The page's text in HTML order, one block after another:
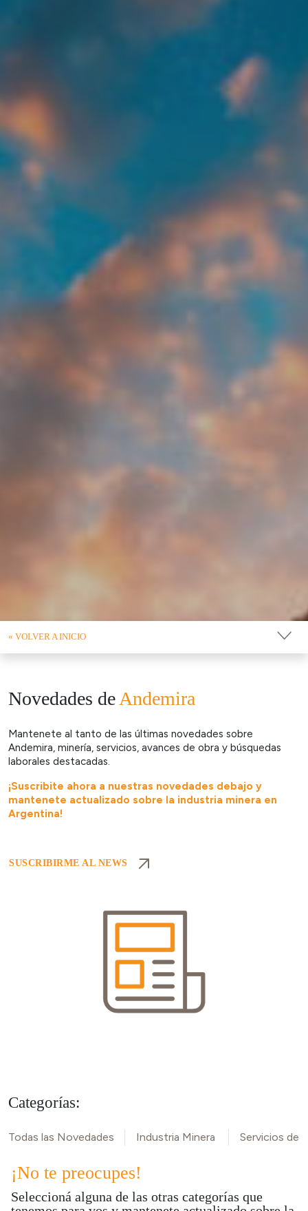
« VOLVER A INICIO
Novedades de Andemira
Mantenete al tanto de las últimas novedades sobre
Andemira, minería, servicios, avances de obra y búsquedas
laborales destacadas.
¡Suscribite ahora a nuestras novedades debajo y
mantenete actualizado sobre la industria minera en
Argentina!
SUSCRIBIRME AL NEWS
Categorías:
Todas las Novedades Industria Minera Servicios de
¡No te preocupes!
Seleccioná alguna de las otras categorías que